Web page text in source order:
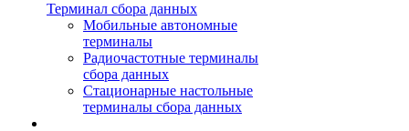
Терминал сбора данных
Мобильные автономные
терминалы
Радиочастотные терминалы
сбора данных
Стационарные настольные
терминалы сбора данных